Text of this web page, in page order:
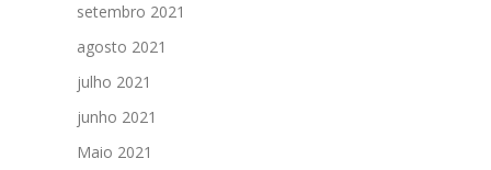
setembro 2021
agosto 2021
julho 2021
junho 2021
Maio 2021